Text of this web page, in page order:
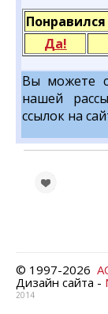
Да!
Вы можете
нашей
ссылок на
© 1997-2026
Дизайн сайта -
2014